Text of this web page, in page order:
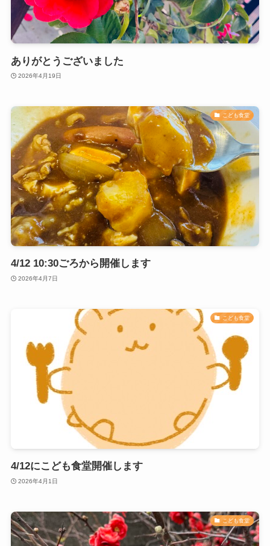
ありがとうございました
2026年4月19日
こども食堂
4/12 10:30ごろから開催します
2026年4月7日
こども食堂
4/12にこども食堂開催します
2026年4月1日
こども食堂